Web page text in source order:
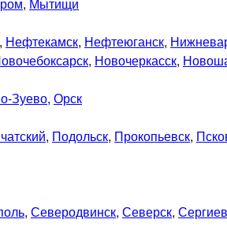
, Нефтекамск, Нефтеюганск,
, Новочеркасск,
Зуево, Орск
, Подольск, Прокопьевск,
, Северодвинск, Северск,